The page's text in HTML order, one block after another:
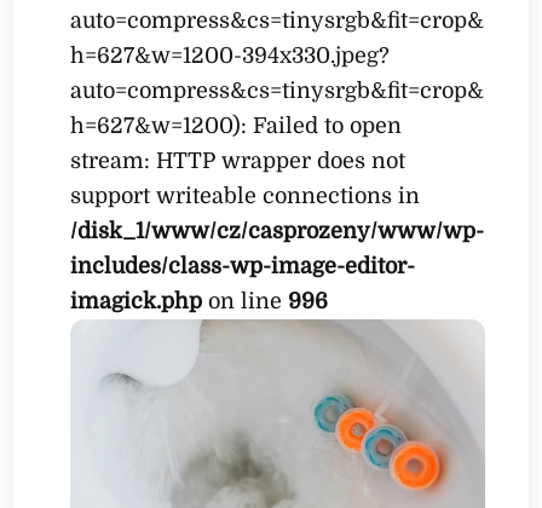
auto=compress&cs=tinysrgb&fit=crop&
h=627&w=1200-394x330.jpeg?
auto=compress&cs=tinysrgb&fit=crop&
h=627&w=1200): Failed to open
stream: HTTP wrapper does not
support writeable connections in
/disk_1/www/cz/casprozeny/www/wp-
includes/class-wp-image-editor-
imagick.php on line 996